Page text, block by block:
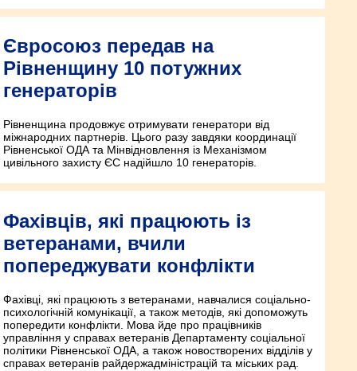
Євросоюз передав на
Рівненщину 10 потужних
генераторів
Рівненщина продовжує отримувати генератори від
міжнародних партнерів. Цього разу завдяки координації
Рівненської ОДА та Мінвідновлення із Механізмом
цивільного захисту ЄС надійшло 10 генераторів.
Фахівців, які працюють із
ветеранами, вчили
попереджувати конфлікти
Фахівці, які працюють з ветеранами, навчалися соціально-
психологічній комунікації, а також методів, які допоможуть
попередити конфлікти. Мова йде про працівників
управління у справах ветеранів Департаменту соціальної
політики Рівненської ОДА, а також новостворених відділів у
справах ветеранів райдержадміністрацій та міських рад.